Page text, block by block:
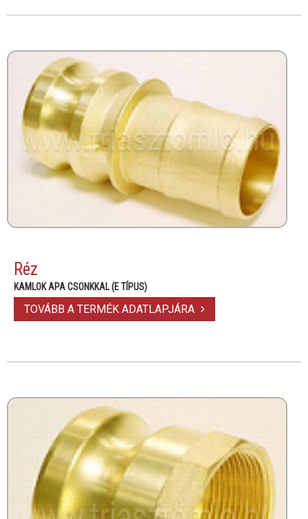
Réz
KAMLOK APA CSONKKAL (E TÍPUS)
TOVÁBB A TERMÉK ADATLAPJÁRA